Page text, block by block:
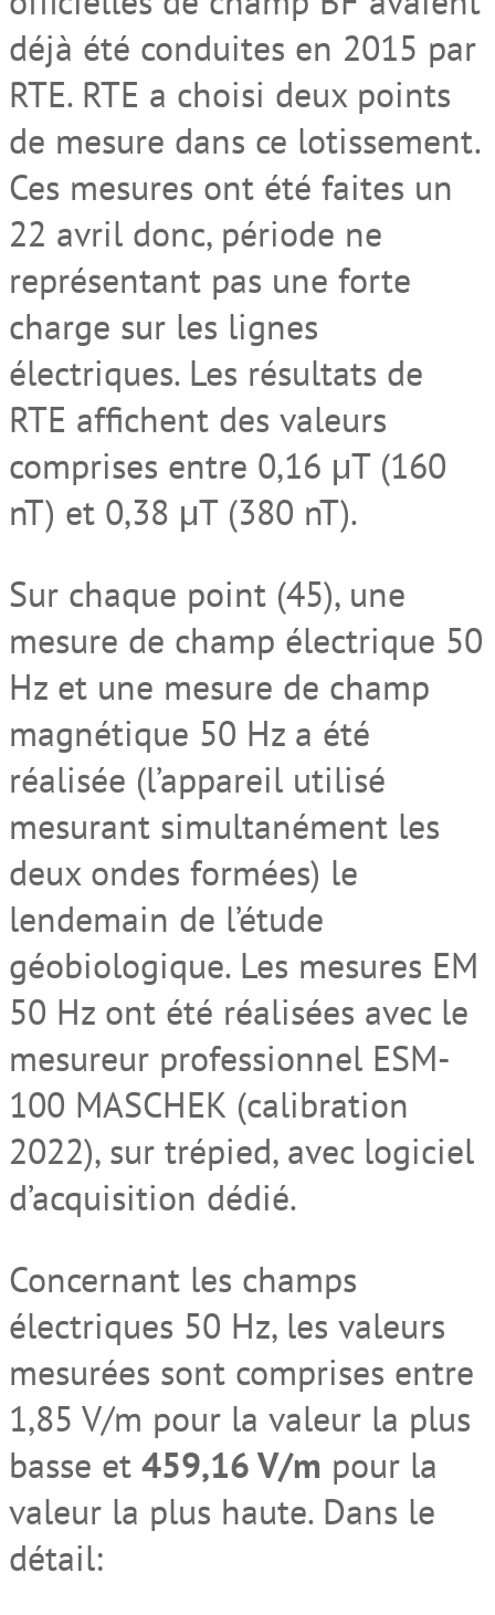
déjà été conduites en 2015 par
RTE. RTE a choisi deux points
de mesure dans ce lotissement.
Ces mesures ont été faites un
22 avril donc, période ne
représentant pas une forte
charge sur les lignes
électriques. Les résultats de
RTE affichent des valeurs
comprises entre 0,16 μT (160
nT) et 0,38 μT (380 nT).
Sur chaque point (45), une
mesure de champ électrique 50
Hz et une mesure de champ
magnétique 50 Hz a été
réalisée (l’appareil utilisé
mesurant simultanément les
deux ondes formées) le
lendemain de l’étude
géobiologique. Les mesures EM
50 Hz ont été réalisées avec le
mesureur professionnel ESM-
100 MASCHEK (calibration
2022), sur trépied, avec logiciel
d’acquisition dédié.
Concernant les champs
électriques 50 Hz, les valeurs
mesurées sont comprises entre
1,85 V/m pour la valeur la plus
basse et 459,16 V/m pour la
valeur la plus haute. Dans le
détail: